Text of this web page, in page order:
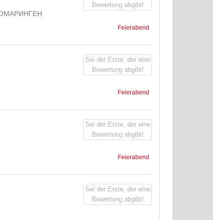
Feierabend
Bewertung abgibt!
Feierabend
Sei der Erste, der eine
Bewertung abgibt!
Feierabend
Sei der Erste, der eine
Bewertung abgibt!
Sei der Erste, der eine
Bewertung abgibt!